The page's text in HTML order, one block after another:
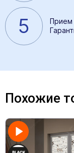
5
Прием
Похожие